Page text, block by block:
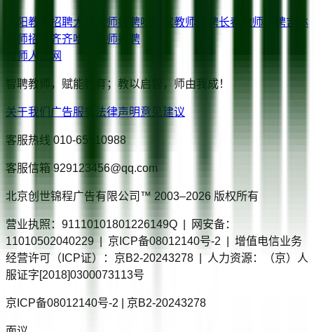
沈阳教师招聘大连 教师招聘哈尔滨教师招聘长春 教师招聘吉林
教师招聘
齐齐哈尔
教师招聘
教师人才网
智聘教师，赋能教育；教以启智，师由我成！
关于我们 广告服务 法律声明意见建议
客服热线 010-65510988
客服信箱 929123456@qq.com
北京创世锦程广告有限公司™ 2003–2026 版权所有
营业执照：91110101801226149Q | 网安备：
11010502040229 | 京ICP备08012140号-2 | 增值电信业务
经营许可（ICP证）：京B2-20243278 | 人力资源：（京）人
服证字[2018]0300073113号
京ICP备08012140号-2 | 京B2-20243278